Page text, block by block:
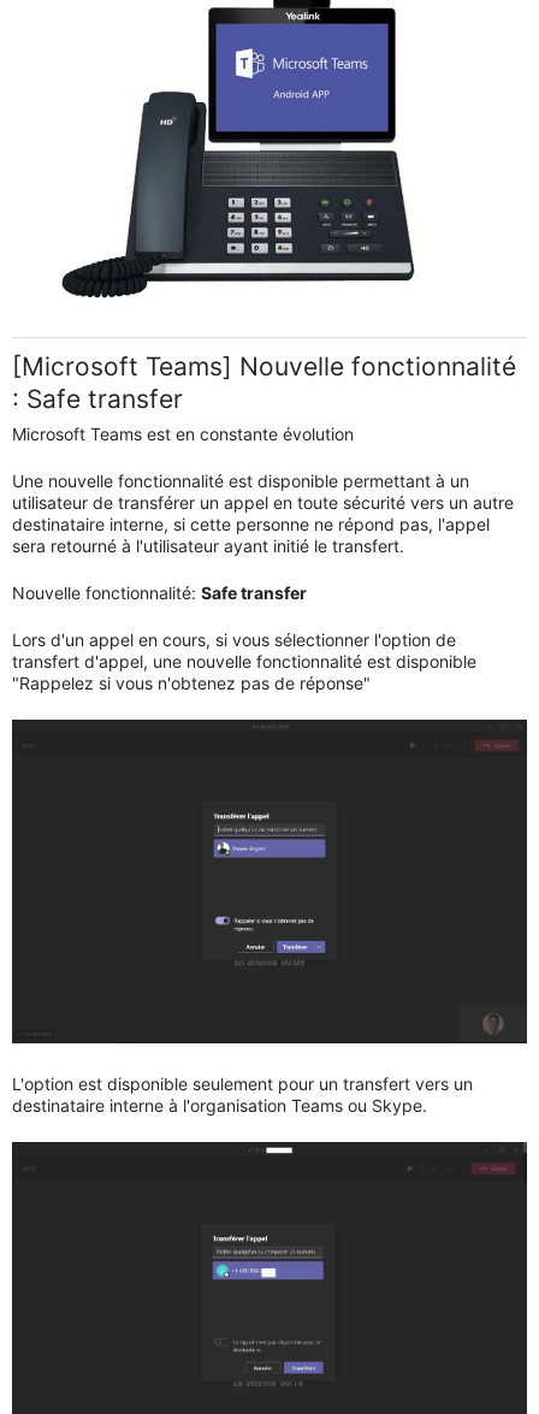
[Microsoft Teams] Nouvelle fonctionnalité
: Safe transfer
Microsoft Teams est en constante évolution
Une nouvelle fonctionnalité est disponible permettant à un
utilisateur de transférer un appel en toute sécurité vers un autre
destinataire interne, si cette personne ne répond pas, l'appel
sera retourné à l'utilisateur ayant initié le transfert.
Nouvelle fonctionnalité: Safe transfer
Lors d'un appel en cours, si vous sélectionner l'option de
transfert d'appel, une nouvelle fonctionnalité est disponible
"Rappelez si vous n'obtenez pas de réponse"
L'option est disponible seulement pour un transfert vers un
destinataire interne à l'organisation Teams ou Skype.